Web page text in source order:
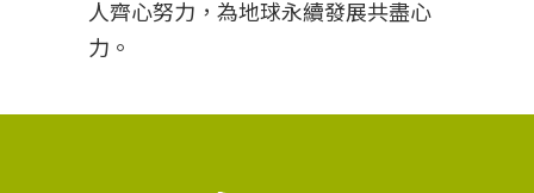
人齊心努力，為地球永續發展共盡心
力。